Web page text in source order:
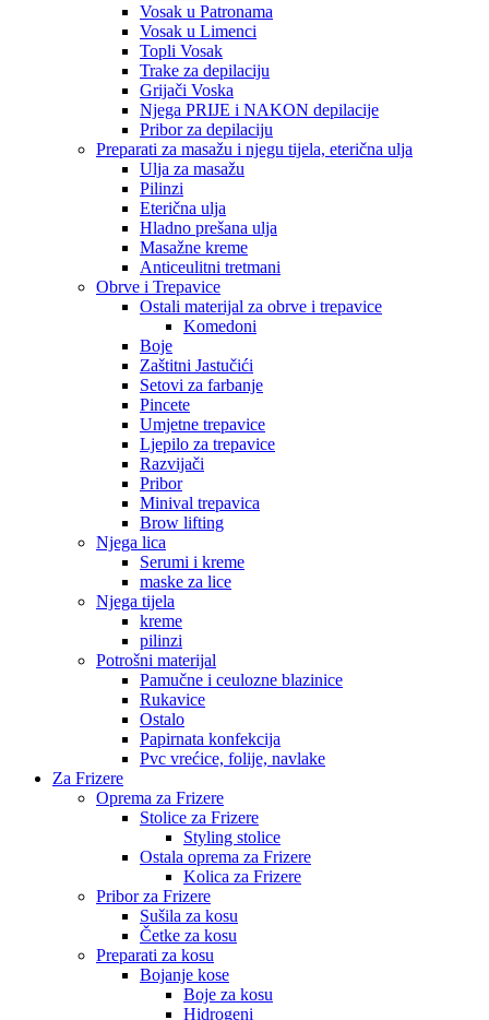
Vosak u Patronama
Vosak u Limenci
Topli Vosak
Trake za depilaciju
Grijači Voska
Njega PRIJE i NAKON depilacije
Pribor za depilaciju
Preparati za masažu i njegu tijela, eterična ulja
Ulja za masažu
Pilinzi
Eterična ulja
Hladno prešana ulja
Masažne kreme
Anticeulitni tretmani
Obrve i Trepavice
Ostali materijal za obrve i trepavice
Komedoni
Boje
Zaštitni Jastučići
Setovi za farbanje
Pincete
Umjetne trepavice
Ljepilo za trepavice
Razvijači
Pribor
Minival trepavica
Brow lifting
Njega lica
Serumi i kreme
maske za lice
Njega tijela
kreme
pilinzi
Potrošni materijal
Pamučne i ceulozne blazinice
Rukavice
Ostalo
Papirnata konfekcija
Pvc vrećice, folije, navlake
Za Frizere
Oprema za Frizere
Stolice za Frizere
Styling stolice
Ostala oprema za Frizere
Kolica za Frizere
Pribor za Frizere
Sušila za kosu
Četke za kosu
Preparati za kosu
Bojanje kose
Boje za kosu
Hidrogeni